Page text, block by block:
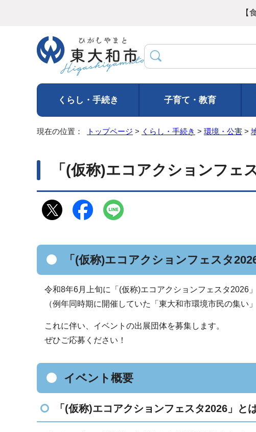
【
くらし・手続き 子育て・教育
現在の位置： トップページ > くらし・手続き > 環境・公害 >
「(仮称)エコアクションフェ
「(仮称)エコアクションフェスタ
令和8年6月上旬に「(仮称)エコアクションフェスタ2026
（例年同時期に開催していた「東大和市環境市民の集い
これに伴い、イベントの出展団体を募集します。
ぜひご応募ください！
イベント概要
「(仮称)エコアクションフェスタ2026」と